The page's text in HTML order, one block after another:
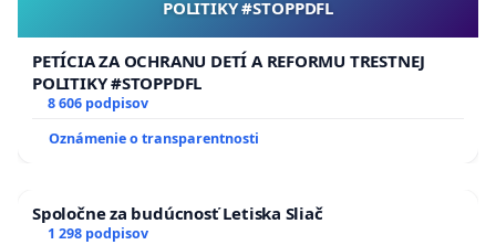
POLITIKY #STOPPDFL
PETÍCIA ZA OCHRANU DETÍ A REFORMU TRESTNEJ
POLITIKY #STOPPDFL
8 606 podpisov
Oznámenie o transparentnosti
Spoločne za budúcnosť Letiska Sliač
1 298 podpisov